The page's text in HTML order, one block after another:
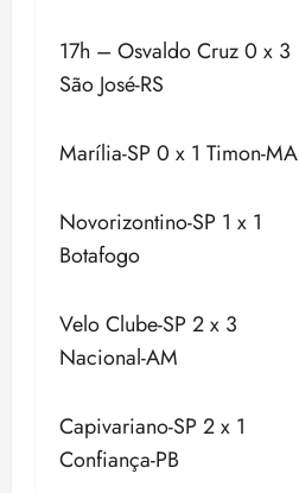
17h – Osvaldo Cruz 0 x 3
São José-RS
Marília-SP 0 x 1 Timon-MA
Novorizontino-SP 1 x 1
Botafogo
Velo Clube-SP 2 x 3
Nacional-AM
Capivariano-SP 2 x 1
Confiança-PB